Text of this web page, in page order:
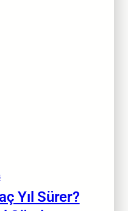
Yıl Sürer?